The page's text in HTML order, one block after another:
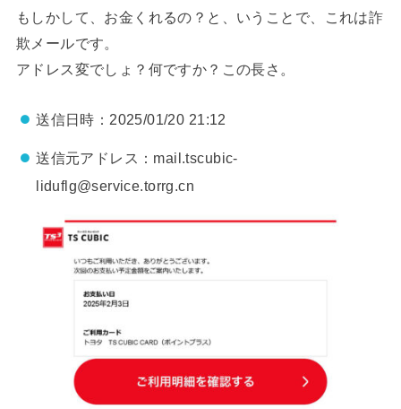
もしかして、お金くれるの？と、いうことで、これは詐
欺メールです。
アドレス変でしょ？何ですか？この長さ。
送信日時：2025/01/20 21:12
送信元アドレス：mail.tscubic-
liduflg@service.torrg.cn